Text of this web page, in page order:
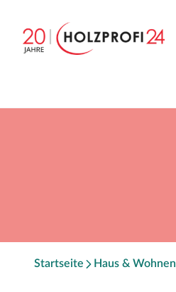
Startseite Haus & Wohnen